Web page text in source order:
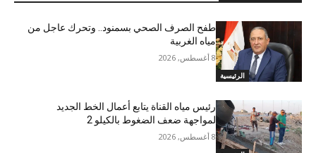
الرئيسية
طفح الصرف الصحي بسمنود.. وتحرك عاجل من
مياه الغربية
8 أغسطس, 2026
رئيس مياه القناة يتابع أعمال الخط الجديد
لمواجهة ضعف الضغوط بالكيلو 2
8 أغسطس, 2026